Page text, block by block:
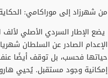
من شهرزاد إلى موراكامي:
يضع الإطار السردي الأصلي
الإعدام الصادر عن السلطان
حياتها فحسب، بل توقف أيضًا
إمكانية وجود مستقبل. يُحيي